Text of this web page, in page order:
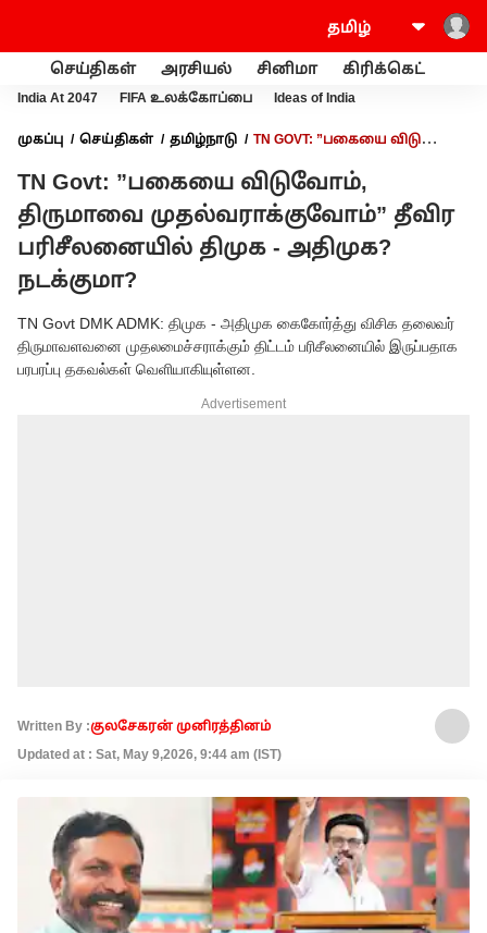
செய்திகள் அரசியல் சினிமா கிரிக்கெட்
India At 2047 FIFA உலக்கோப்பை Ideas of India
முகப்பு செய்திகள் தமிழ்நாடு
TN GOVT: ”பகையை விடுவோம்,
அதிமுக? நடக்குமா?
TN Govt: ”பகையை விடுவோம்,
திருமாவை முதல்வராக்குவோம்” தீவிர
பரிசீலனையில் திமுக - அதிமுக?
நடக்குமா?
TN Govt DMK ADMK: திமுக - அதிமுக கைகோர்த்து விசிக தலைவர்
திருமாவளவனை முதலமைச்சராக்கும் திட்டம் பரிசீலனையில் இருப்பதாக
பரபரப்பு தகவல்கள் வெளியாகியுள்ளன.
Advertisement
Written By :குலசேகரன் முனிரத்தினம்
Updated at : Sat, May 9,2026, 9:44 am (IST)